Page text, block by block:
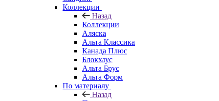
Коллекции
Назад
Коллекции
Аляска
Альта Классика
Канада Плюс
Блокхаус
Альта Брус
Альта Форм
По материалу
Назад